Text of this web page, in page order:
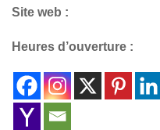
Site web :
Heures d’ouverture :